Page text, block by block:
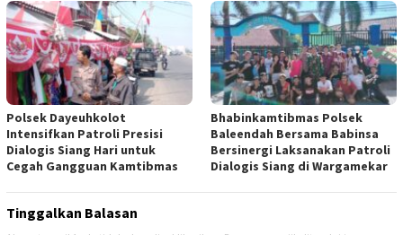
Polsek Dayeuhkolot
Intensifkan Patroli Presisi
Dialogis Siang Hari untuk
Cegah Gangguan Kamtibmas
Bhabinkamtibmas Polsek
Baleendah Bersama Babinsa
Bersinergi Laksanakan Patroli
Dialogis Siang di Wargamekar
Tinggalkan Balasan